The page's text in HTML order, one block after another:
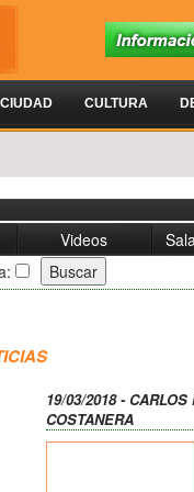
CULTURA
Videos
19/03/2018 -
COSTANERA